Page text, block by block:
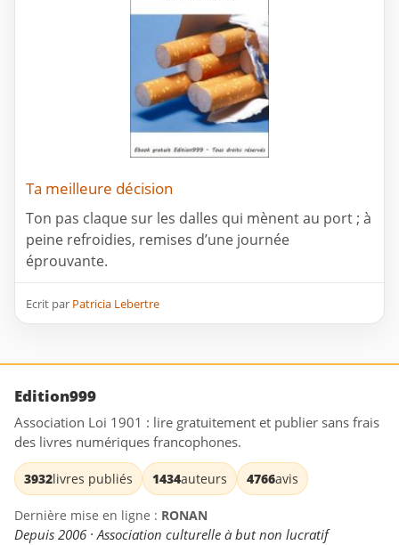
Ta meilleure décision
Ton pas claque sur les dalles qui mènent au port ; à
peine refroidies, remises d’une journée
éprouvante.
Ecrit par Patricia Lebertre
Edition999
Association Loi 1901 : lire gratuitement et publier sans frais
des livres numériques francophones.
3932livres publiés 1434auteurs 4766avis
Dernière mise en ligne : RONAN
Depuis 2006 · Association culturelle à but non lucratif